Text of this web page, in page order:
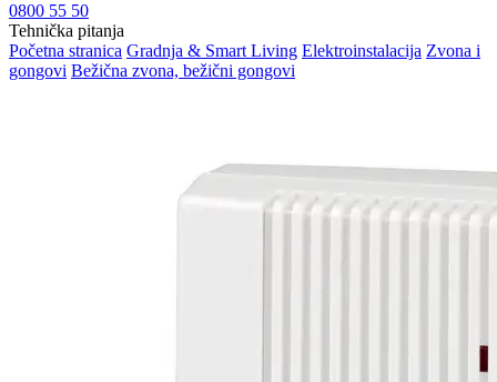
0800 55 50
Tehnička pitanja
Početna stranica Gradnja & Smart Living Elektroinstalacija Zvona i
gongovi Bežična zvona, bežični gongovi